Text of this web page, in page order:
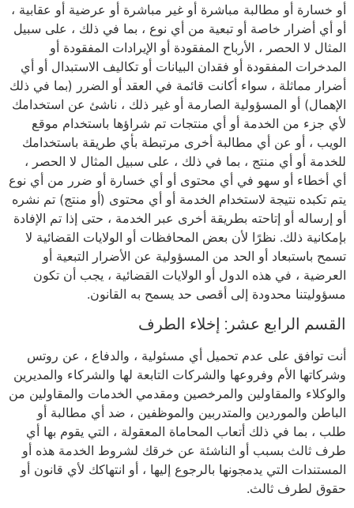
أو خسارة أو مطالبة مباشرة أو غير مباشرة أو عرضية أو عقابية ،
أو أي أضرار خاصة أو تبعية من أي نوع ، بما في ذلك ، على سبيل
المثال لا الحصر ، الأرباح المفقودة أو الإيرادات المفقودة أو
المدخرات المفقودة أو فقدان البيانات أو تكاليف الاستبدال أو أي
أضرار مماثلة ، سواء أكانت قائمة في العقد أو الضرر (بما في ذلك
الإهمال) أو المسؤولية الصارمة أو غير ذلك ، ناشئ عن استخدامك
لأي جزء من الخدمة أو أي منتجات تم شراؤها باستخدام موقع
الويب ، أو عن أي مطالبة أخرى مرتبطة بأي طريقة باستخدامك
للخدمة أو أي منتج ، بما في ذلك ، على سبيل المثال لا الحصر ،
أي أخطاء أو سهو في أي محتوى أو أي خسارة أو ضرر من أي نوع
يتم تكبده نتيجة لاستخدام الخدمة أو أي محتوى (أو منتج) تم نشره
أو إرساله أو إتاحته بطريقة أخرى عبر الخدمة ، حتى إذا تم الإفادة
بإمكانية ذلك. نظرًا لأن بعض المحافظات أو الولايات القضائية لا
تسمح باستبعاد أو الحد من المسؤولية عن الأضرار التبعية أو
العرضية ، في هذه الدول أو الولايات القضائية ، يجب أن تكون
مسؤوليتنا محدودة إلى أقصى حد يسمح به القانون.
القسم الرابع عشر: إخلاء الطرف
أنت توافق على عدم تحميل أي مسئولية ، والدفاع ، عن روتس
وشركاتها الأم وفروعها والشركات التابعة لها والشركاء والمديرين
والوكلاء والمقاولين والمرخصين ومقدمي الخدمات والمقاولين من
الباطن والموردين والمتدربين والموظفين ، ضد أي مطالبة أو
طلب ، بما في ذلك أتعاب المحاماة المعقولة ، التي يقوم بها أي
طرف ثالث بسبب أو الناشئة عن خرقك لشروط الخدمة هذه أو
المستندات التي يدمجونها بالرجوع إليها ، أو انتهاكك لأي قانون أو
حقوق لطرف ثالث.